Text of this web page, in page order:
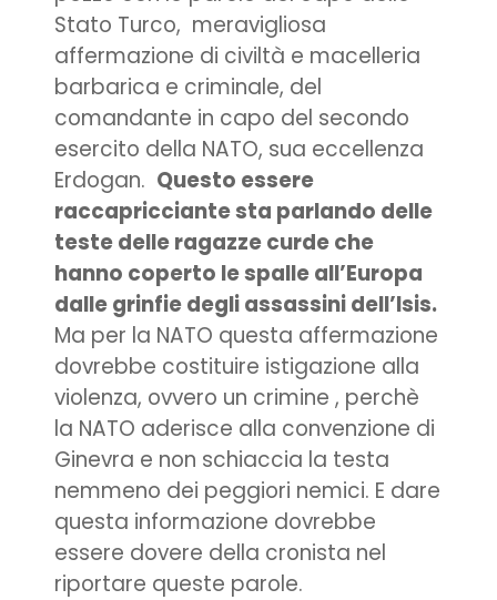
Stato Turco, meravigliosa
affermazione di civiltà e macelleria
barbarica e criminale, del
comandante in capo del secondo
esercito della NATO, sua eccellenza
Erdogan. Questo essere
raccapricciante sta parlando delle
teste delle ragazze curde che
hanno coperto le spalle all’Europa
dalle grinfie degli assassini dell’Isis.
Ma per la NATO questa affermazione
dovrebbe costituire istigazione alla
violenza, ovvero un crimine , perchè
la NATO aderisce alla convenzione di
Ginevra e non schiaccia la testa
nemmeno dei peggiori nemici. E dare
questa informazione dovrebbe
essere dovere della cronista nel
riportare queste parole.